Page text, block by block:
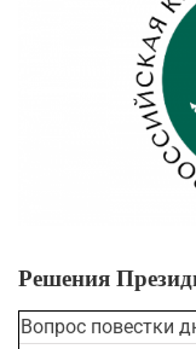
Решения
Вопрос повестки